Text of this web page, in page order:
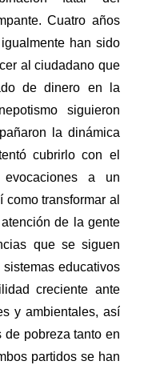
Cuatro años
han sido
al ciudadano que
de dinero en la
siguieron
la dinámica
cubrirlo con el
a un
transformar al
de la gente
que se siguen
educativos
creciente ante
y ambientales, así
de pobreza tanto en
partidos se han